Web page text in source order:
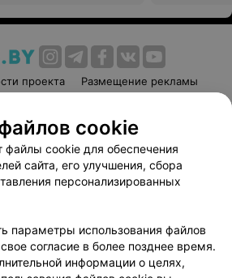
проекта
Размещение рекламы
соглашение
Способы оплаты
Партнеры
руководителю 103.by
персональных данных
cookie
файлы cookie для обеспечения
сайта, его улучшения, сбора
персонализированных
параметры использования файлов
согласие в более позднее время.
информации о целях,